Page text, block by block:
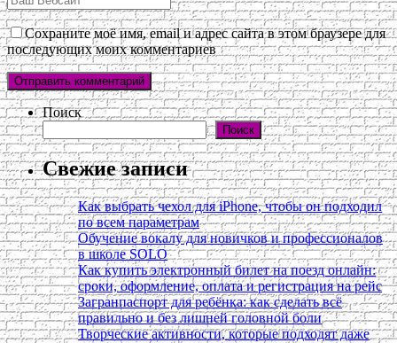
Сохраните моё имя, email и адрес сайта в этом браузере для
последующих моих комментариев
Поиск
Поиск
Свежие записи
Как выбрать чехол для iPhone, чтобы он подходил
по всем параметрам
Обучение вокалу для новичков и профессионалов
в школе SOLO
Как купить электронный билет на поезд онлайн:
сроки, оформление, оплата и регистрация на рейс
Загранпаспорт для ребёнка: как сделать всё
правильно и без лишней головной боли
Творческие активности, которые подходят даже